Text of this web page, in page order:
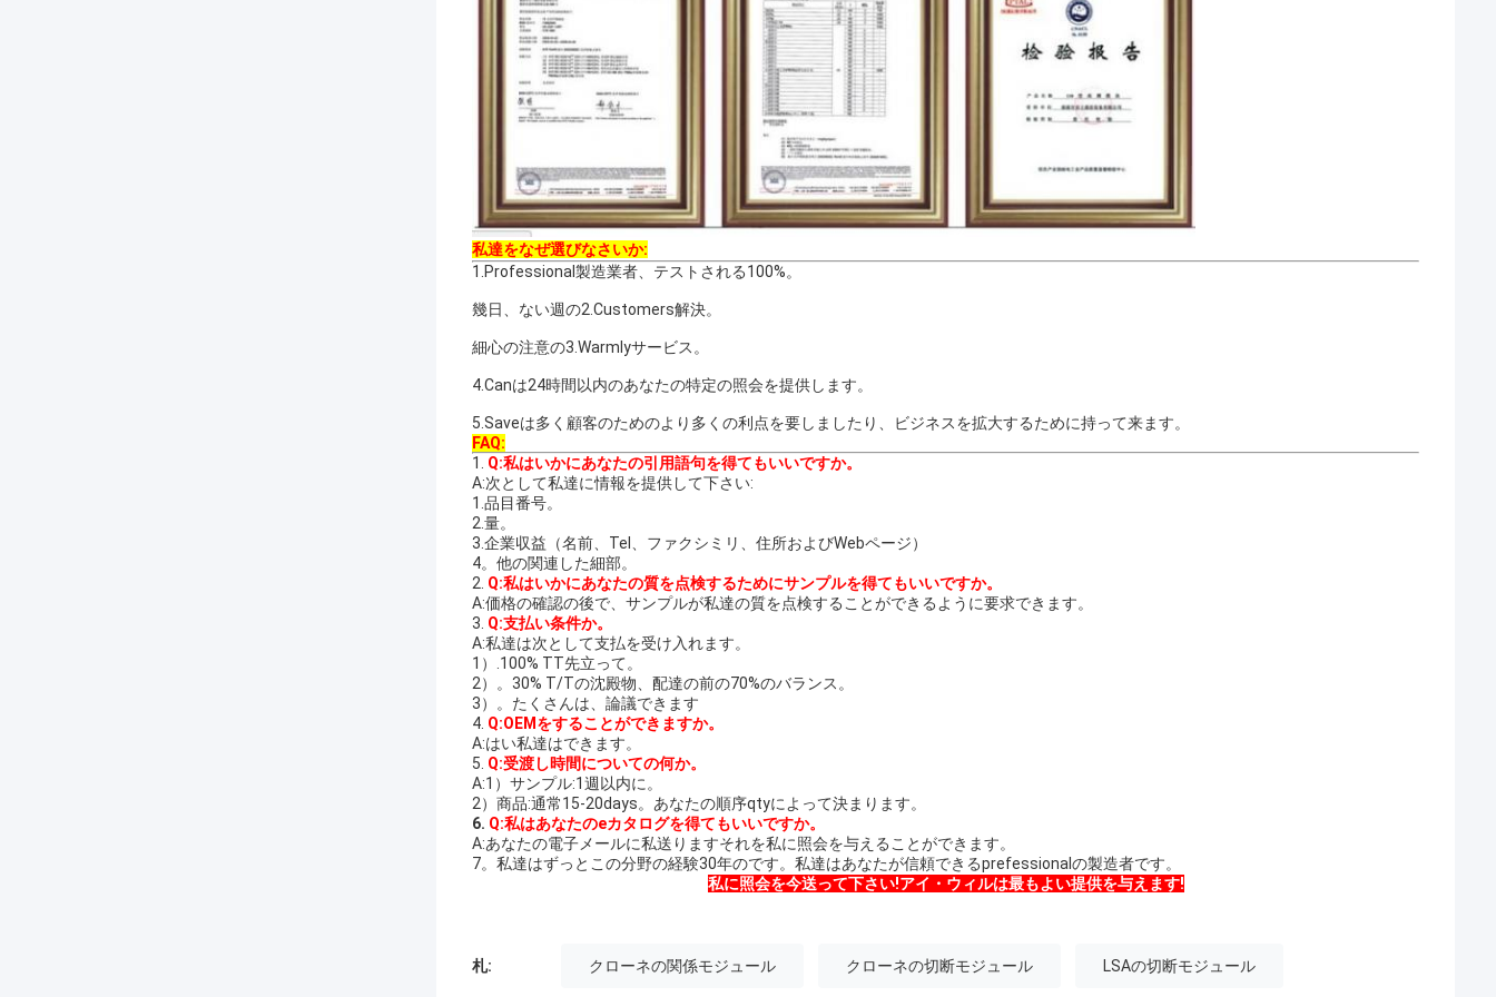
私達をなぜ選びなさいか:
1.Professional製造業者、テストされる100%。
幾日、ない週の2.Customers解決。
細心の注意の3.Warmlyサービス。
4.Canは24時間以内のあなたの特定の照会を提供します。
5.Saveは多く顧客のためのより多くの利点を要しましたり、ビジネスを拡大するために持って来ます。
FAQ:
1. Q:私はいかにあなたの引用語句を得てもいいですか。
A:次として私達に情報を提供して下さい:
1.品目番号。
2.量。
3.企業収益（名前、Tel、ファクシミリ、住所およびWebページ）
4。他の関連した細部。
2. Q:私はいかにあなたの質を点検するためにサンプルを得てもいいですか。
A:価格の確認の後で、サンプルが私達の質を点検することができるように要求できます。
3. Q:支払い条件か。
A:私達は次として支払を受け入れます。
1）.100% TT先立って。
2）。30% T/Tの沈殿物、配達の前の70%のバランス。
3）。たくさんは、論議できます
4. Q:OEMをすることができますか。
A:はい私達はできます。
5. Q:受渡し時間についての何か。
A:1）サンプル:1週以内に。
2）商品:通常15-20days。あなたの順序qtyによって決まります。
6. Q:私はあなたのeカタログを得てもいいですか。
A:あなたの電子メールに私送りますそれを私に照会を与えることができます。
7。私達はずっとこの分野の経験30年のです。私達はあなたが信頼できるprefessionalの製造者です。
私に照会を今送って下さい!アイ・ウィルは最もよい提供を与えます!
札: クローネの関係モジュール クローネの切断モジュール LSAの切断モジュール